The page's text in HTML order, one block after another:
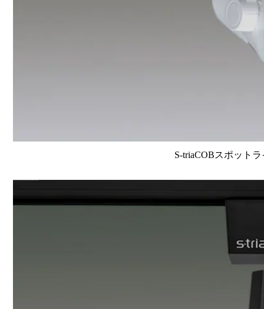
S-triaCOBスポット